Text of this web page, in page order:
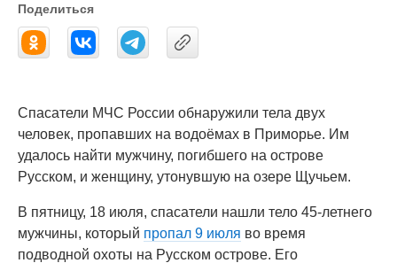
Поделиться
Спасатели МЧС России обнаружили тела двух
человек, пропавших на водоёмах в Приморье. Им
удалось найти мужчину, погибшего на острове
Русском, и женщину, утонувшую на озере Щучьем.
В пятницу, 18 июля, спасатели нашли тело 45-летнего
мужчины, который пропал 9 июля во время
подводной охоты на Русском острове. Его